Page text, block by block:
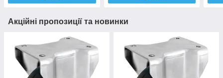
Акційні пропозиції та новинки